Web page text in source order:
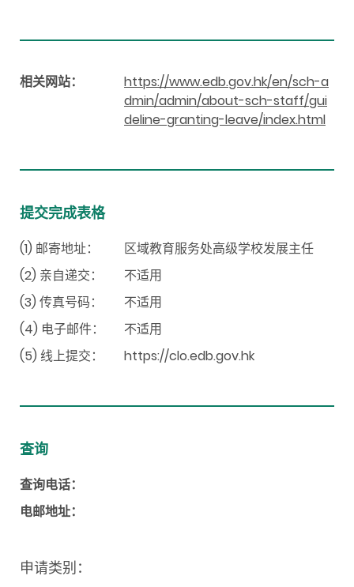
相关网站：
https://www.edb.gov.hk/en/sch-a
dmin/admin/about-sch-staff/gui
deline-granting-leave/index.html
提交完成表格
(1) 邮寄地址：
区域教育服务处高级学校发展主任
(2) 亲自递交：
不适用
(3) 传真号码：
不适用
(4) 电子邮件：
不适用
(5) 线上提交：
https://clo.edb.gov.hk
查询
查询电话：
电邮地址：
申请类别：